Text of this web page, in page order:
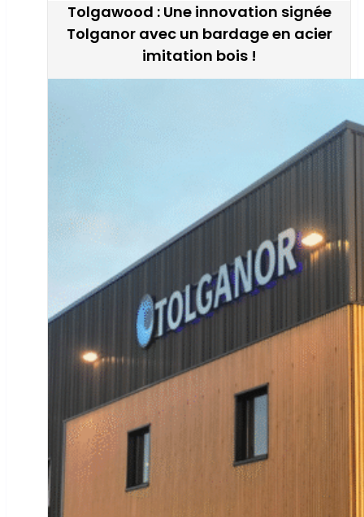
Tolgawood : Une innovation signée
Tolganor avec un bardage en acier
imitation bois !